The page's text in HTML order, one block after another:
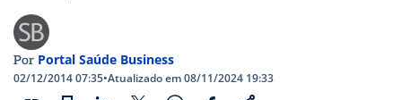
Por Portal Saúde Business
02/12/2014 07:35•Atualizado em 08/11/2024 19:33